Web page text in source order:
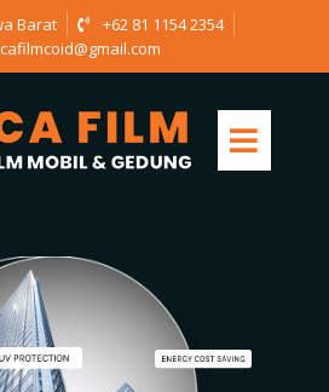
Barat
+62 81 1154 2354